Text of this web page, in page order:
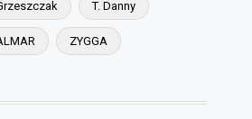
T. Danny
ZYGGA